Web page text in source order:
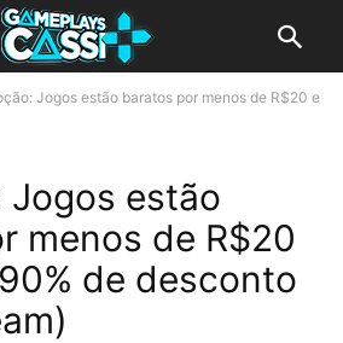
Jogos estão baratos por menos de R$20 e
Jogos estão
menos de R$20
de desconto